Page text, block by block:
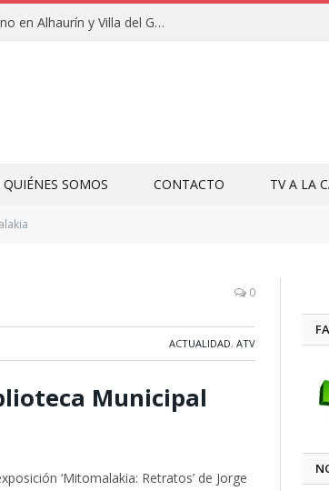
Clausuras de los campamentos de verano en Alhaurín y Villa del Guadalhorce 2026
QUIÉNES SOMOS CONTACTO TV A LA
0
ACTUALIDAD, ATV
Municipal
‘Mitomalakia: Retratos’ de Jorge